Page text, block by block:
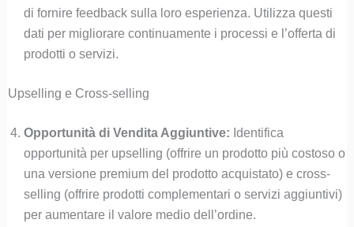
di fornire feedback sulla loro esperienza. Utilizza questi
dati per migliorare continuamente i processi e l’offerta di
prodotti o servizi.
Upselling e Cross-selling
Opportunità di Vendita Aggiuntive: Identifica
opportunità per upselling (offrire un prodotto più costoso o
una versione premium del prodotto acquistato) e cross-
selling (offrire prodotti complementari o servizi aggiuntivi)
per aumentare il valore medio dell’ordine.